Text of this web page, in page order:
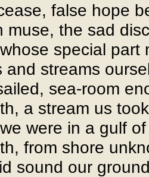
false hope
muse, the sad
special part
and streams
sea-room
a stream us
were in a gulf
from shore
sound our